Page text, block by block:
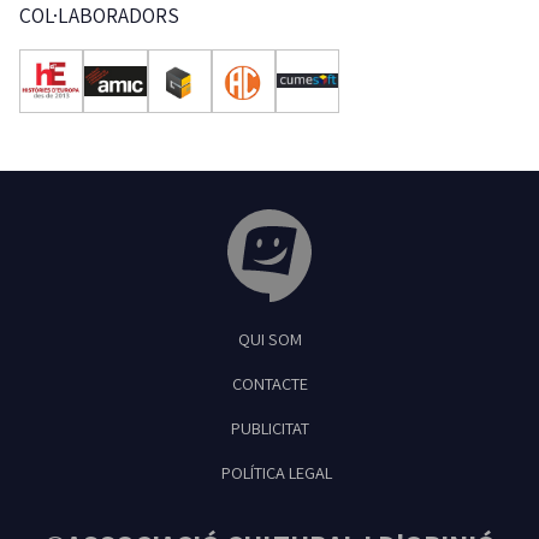
COL·LABORADORS
Feliu de Guíxols
QUI SOM
CONTACTE
PUBLICITAT
POLÍTICA LEGAL